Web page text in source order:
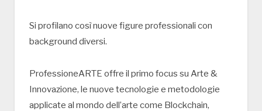
Si profilano così nuove figure professionali con
background diversi.
ProfessioneARTE offre il primo focus su Arte &
Innovazione, le nuove tecnologie e metodologie
applicate al mondo dell’arte come Blockchain,